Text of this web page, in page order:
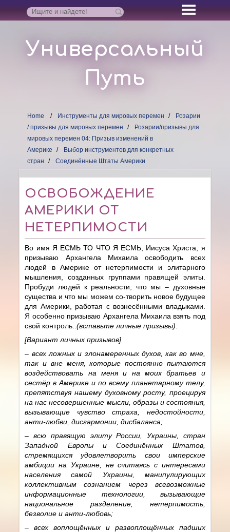
Универсальный
Путь
Home Инструменты для мировых перемен
Розарии
/ призывы для мировых перемен
Розарии/призывы для
мировых перемен 04: Призыв изменений в
Америке
Выбор инструментов для конкретных
стран
Соединённые Штаты Америки
ОСВОБОЖДЕНИЕ
АМЕРИКИ ОТ
НЕТЕРПИМОСТИ
Во имя Я ЕСМЬ ТО ЧТО Я ЕСМЬ, Иисуса Христа, я
призываю Архангела Михаила освободить всех
людей в Америке от нетерпимости и элитарного
мышления, созданных группами правящей элиты.
Пробуди людей к реальности, что мы – духовные
существа и что мы можем со-творить новое будущее
для Америки, работая с вознесёнными владыками.
Я особенно призываю Архангела Михаила взять под
свой контроль..(вставьте личные призывы):
[Вариант личных призывов]
– всех ложных и злонамеренных духов, как во мне,
так и вне меня, которые постоянно пытаются
воздействовать на меня и на моих братьев и
сестёр в Америке и по всему планетарному телу,
препятствуя нашему духовному росту, проецируя
на нас несовершенные мысли, образы и состояния,
вызывающие чувство страха, недостойности,
анти-любви, дисгармонии, дисбаланса;
– всю правящую элиту России, Украины, стран
Западной Европы и Соединённых Штатов,
стремящихся удовлетворить свои имперские
амбиции на Украине, не считаясь с интересами
населения самой Украины, манипулирующих
коллективным сознанием через всевозможные
информационные технологии, вызывающие
национальное разделение, нетерпимость,
безволие и анти-любовь;
– всех воплощённых и развоплощённых падших